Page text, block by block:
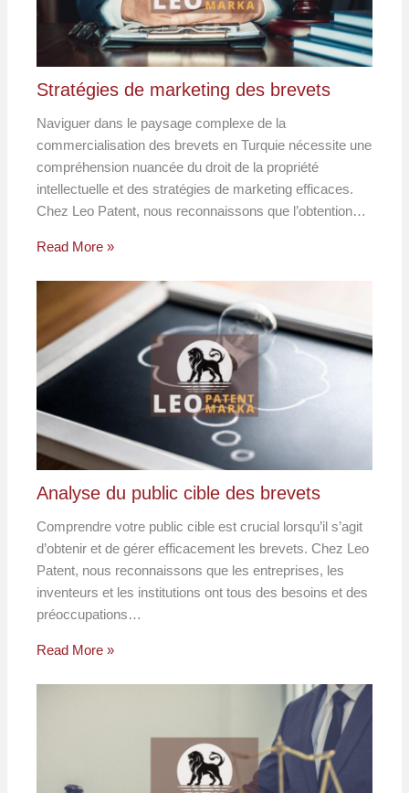
Stratégies de marketing des brevets
Naviguer dans le paysage complexe de la
commercialisation des brevets en Turquie nécessite une
compréhension nuancée du droit de la propriété
intellectuelle et des stratégies de marketing efficaces.
Chez Leo Patent, nous reconnaissons que l’obtention…
Read More »
Analyse du public cible des brevets
Comprendre votre public cible est crucial lorsqu’il s’agit
d’obtenir et de gérer efficacement les brevets. Chez Leo
Patent, nous reconnaissons que les entreprises, les
inventeurs et les institutions ont tous des besoins et des
préoccupations…
Read More »